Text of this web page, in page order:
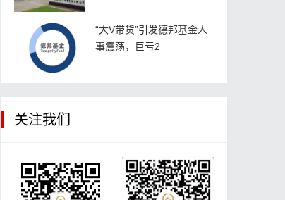
“大V带货”引发德邦基金人
事震荡，巨亏2
关注我们